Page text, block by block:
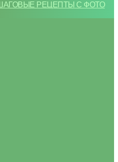
РЕЦЕПТЫ С ФОТО